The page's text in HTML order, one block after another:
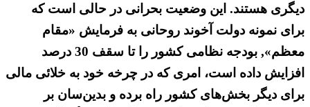
دیگری هستند. این وضعیت بحرانی در حالی است که
برای نمونه دولت آخوند روحانی به فرمایش «مقام
معظم», بودجه نظامی کشور را تا سقف 30 درصد
افزایش داده است، امری که در چرخه خود به خلائی مالی
برای دیگر بخش‌های کشور راه برده و بدین‌سان بر